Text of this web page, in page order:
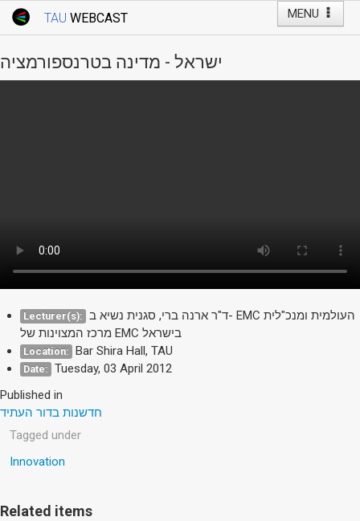
MENU
TAU WEBCAST
Webcast: Courses
Tel Aviv University
ישראל - מדינה בטרנספורמציה
Lecturer(s): ד"ר ארנה ברי, סגנית נשיא ב- EMC העולמית ומנכ"לית
מרכז המצוינות של EMC בישראל
Location: Bar Shira Hall, TAU
Date: Tuesday, 03 April 2012
Published in
חדשנות בדור העתיד
Tagged under
Innovation
Related items